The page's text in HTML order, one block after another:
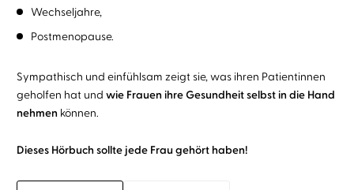
Wechseljahre,
Postmenopause.
Sympathisch und einfühlsam zeigt sie, was ihren Patientinnen
geholfen hat und wie Frauen ihre Gesundheit selbst in die Hand
nehmen können.
Dieses Hörbuch sollte jede Frau gehört haben!